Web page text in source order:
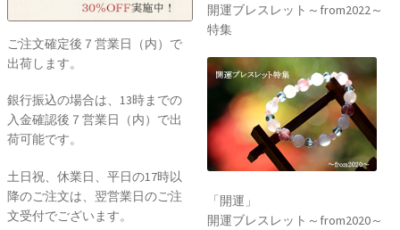
ご注文確定後７営業日（内）で
出荷します。
銀行振込の場合は、13時までの
入金確認後７営業日（内）で出
荷可能です。
土日祝、休業日、平日の17時以
降のご注文は、翌営業日のご注
文受付でございます。
開運ブレスレット～from2022～
特集
「開運」
開運ブレスレット～from2020～